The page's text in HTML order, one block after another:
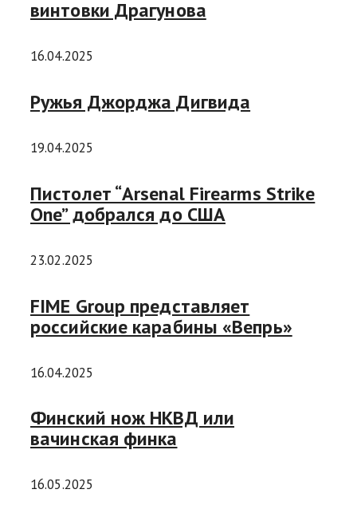
винтовки Драгунова
16.04.2025
Ружья Джорджа Дигвида
19.04.2025
Пистолет “Arsenal Firearms Strike
One” добрался до США
23.02.2025
FIME Group представляет
российские карабины «Вепрь»
16.04.2025
Финский нож НКВД или
вачинская финка
16.05.2025